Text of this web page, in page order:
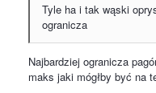
Tyle ha i tak wąski
ogranicza
Najbardziej ogranicza
maks jaki mógłby być na